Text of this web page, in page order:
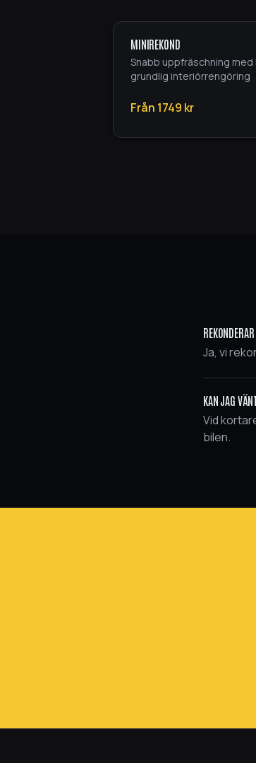
MINIREKOND
Snabb uppfräschning
grundlig interiörrengöring
Från 1749 kr
Ja, vi
KAN JAG
Vid
bilen.